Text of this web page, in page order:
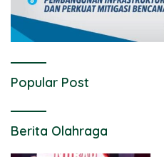
Popular Post
Berita Olahraga